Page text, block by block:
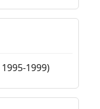
1999)